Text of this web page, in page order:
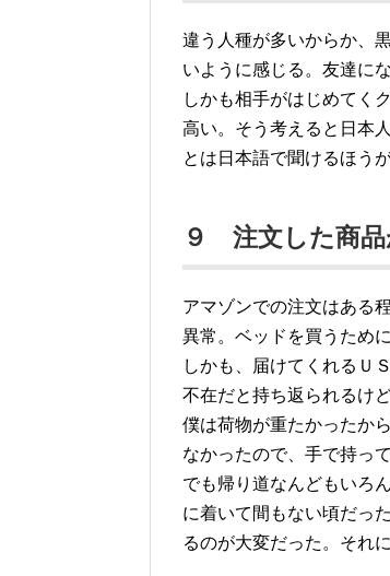
違う人種が多いからか、
いように感じる。友達に
しかも相手がはじめてく
高い。そう考えると日本
とは日本語で聞けるほうが
９ 注文した商品
アマゾンでの注文はある
異常。ベッドを買うため
しかも、届けてくれるＵ
不在だと持ち返られるけ
僕は荷物が重たかったか
なかったので、手で持っ
でも帰り道なんどもいろ
に着いて間もない頃だっ
るのが大変だった。それ